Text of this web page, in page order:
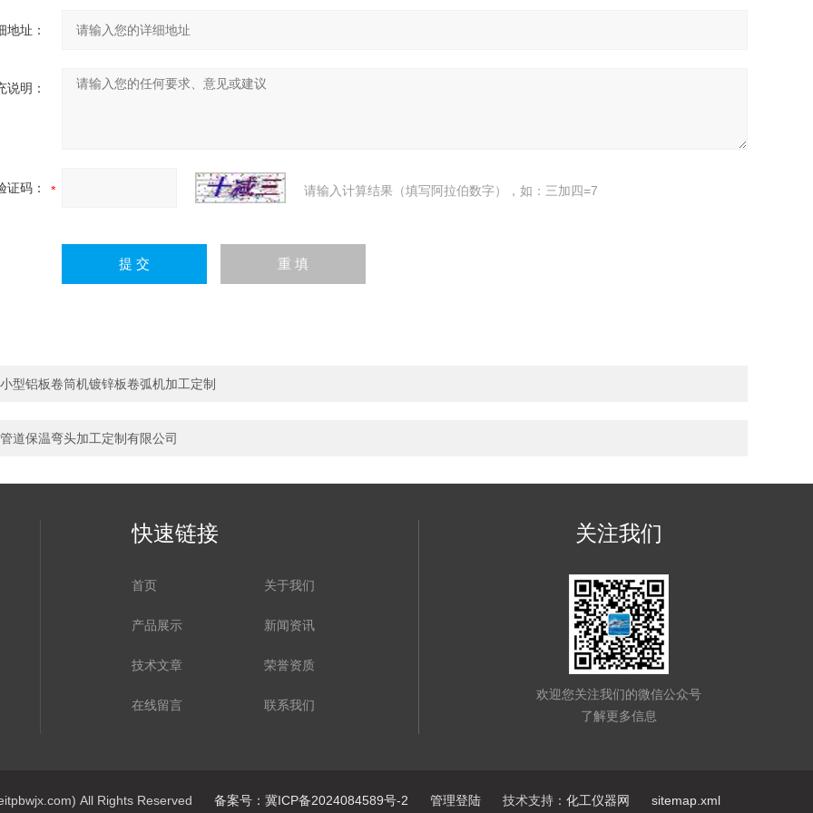
地址：
说明：
证码： 请输入计算结果（填写阿拉伯数字），如：三加四=7
小型铝板卷筒机镀锌板卷弧机加工定制
管道保温弯头加工定制有限公司
快速链接
首页 关于我们
产品展示 新闻资讯
技术文章 荣誉资质
在线留言 联系我们
关注我们
欢迎您关注我们的微信公众号
了解更多信息
All Rights Reserved 备案号：冀ICP备2024084589号-2 管理登陆 技术支持： 化工仪器网 sitemap.xml